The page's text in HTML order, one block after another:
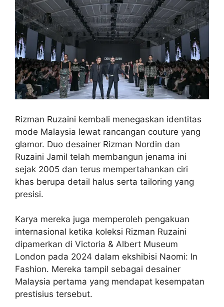
Rizman Ruzaini kembali menegaskan identitas
mode Malaysia lewat rancangan couture yang
glamor. Duo desainer Rizman Nordin dan
Ruzaini Jamil telah membangun jenama ini
sejak 2005 dan terus mempertahankan ciri
khas berupa detail halus serta tailoring yang
presisi.
Karya mereka juga memperoleh pengakuan
internasional ketika koleksi Rizman Ruzaini
dipamerkan di Victoria & Albert Museum
London pada 2024 dalam ekshibisi Naomi: In
Fashion. Mereka tampil sebagai desainer
Malaysia pertama yang mendapat kesempatan
prestisius tersebut.